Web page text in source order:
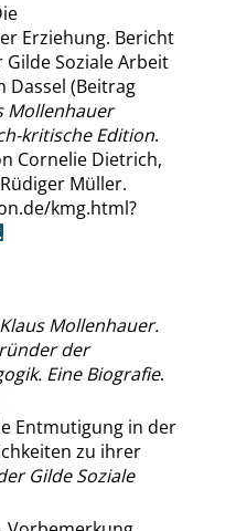
Erziehung. Bericht
Soziale Arbeit
Dassel (Beitrag
Mollenhauer
kritische Edition.
Cornelie Dietrich,
Müller.
kmg.html?
Klaus Mollenhauer.
der
Eine Biografie.
Entmutigung in der
zu ihrer
Gilde Soziale